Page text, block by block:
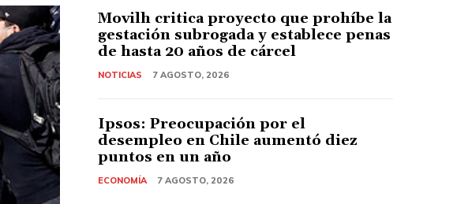
Movilh critica proyecto que prohíbe la
gestación subrogada y establece penas
de hasta 20 años de cárcel
NOTICIAS 7 AGOSTO, 2026
Ipsos: Preocupación por el
desempleo en Chile aumentó diez
puntos en un año
ECONOMÍA 7 AGOSTO, 2026